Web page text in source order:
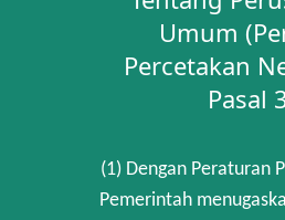
Umum
Percetakan
Pasal
(1) Dengan Peraturan
Pemerintah